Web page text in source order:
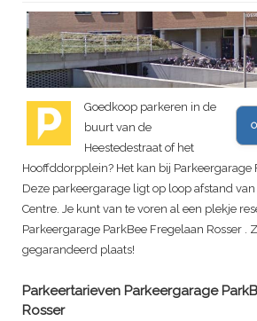
Goedkoop parkeren in de
buurt van de
Heestedestraat of het
Hooffddorpplein? Het kan bij Parkeergarage
Deze parkeergarage ligt op loop afstand
Centre. Je kunt van te voren al een plekje
Parkeergarage ParkBee Fregelaan Rosser .
gegarandeerd plaats!
Parkeertarieven Parkeergarage
Rosser